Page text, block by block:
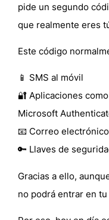
pide un segundo
que realmente eres
Este código
📱 SMS al móvil
🔐 Aplicaciones
Microsoft
📧 Correo electrónico
🔑 Llaves de
Gracias a ello,
no podrá entrar en